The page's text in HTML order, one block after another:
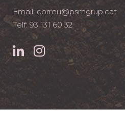
Email: correu@psmgrup.cat
Telf: 93 131 60 32